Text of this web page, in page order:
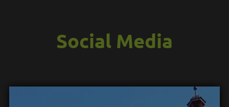
Social Media